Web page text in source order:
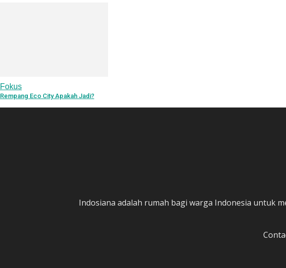
Fokus
Rempang Eco City Apakah Jadi?
Indosiana adalah rumah bagi warga Indonesia untuk